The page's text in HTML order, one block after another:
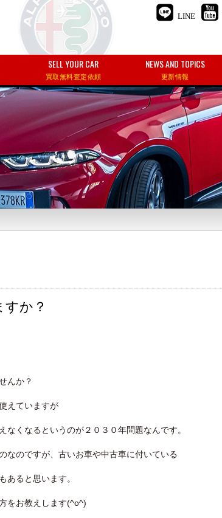
LINE
SELL YOUR CAR
買取無料査定依頼
NEWS AND TOPICS
更新情報
か？
んか？
えていますが
なくなるというのが２０３０年問題なんです。
なのですが、古いお車や中古車に付いている
あると思います。
をお教えします(^o^)